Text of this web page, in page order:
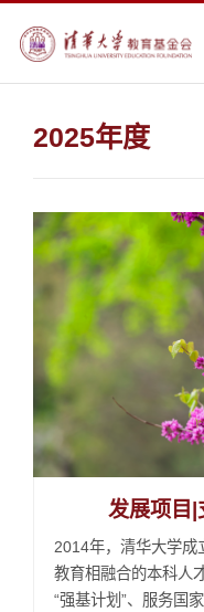
2025年度
发展项目|
2014年，清华大学成
教育相融合的本科人
“强基计划”、服务国